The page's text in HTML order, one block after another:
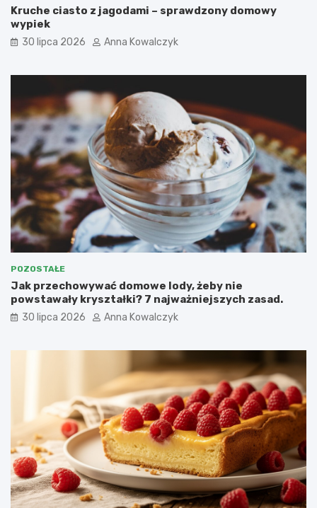
Kruche ciasto z jagodami – sprawdzony domowy
wypiek
30 lipca 2026 Anna Kowalczyk
POZOSTAŁE
Jak przechowywać domowe lody, żeby nie
powstawały kryształki? 7 najważniejszych zasad.
30 lipca 2026 Anna Kowalczyk